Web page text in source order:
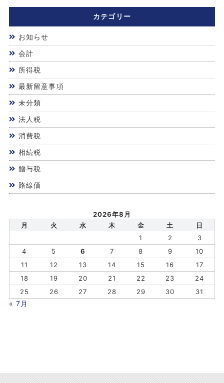
カテゴリー
お知らせ
会計
所得税
最新留意事項
未分類
法人税
消費税
相続税
贈与税
路線価
2026年8月
月
火 水 木 金 土
日
1
2
3
4
5 6 7 8 9
10
11
12 13 14 15 16
17
18
19 20 21 22 23
24
25
26 27 28 29 30 31
« 7月